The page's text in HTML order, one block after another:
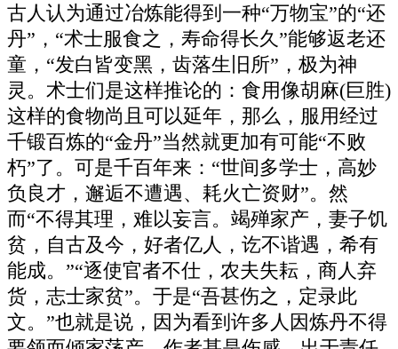
古人认为通过冶炼能得到一种“万物宝”的“还
丹”，“术士服食之，寿命得长久”能够返老还
童，“发白皆变黑，齿落生旧所”，极为神
灵。术士们是这样推论的：食用像胡麻(巨胜)
这样的食物尚且可以延年，那么，服用经过
千锻百炼的“金丹”当然就更加有可能“不败
朽”了。可是千百年来：“世间多学士，高妙
负良才，邂逅不遭遇、耗火亡资财”。然
而“不得其理，难以妄言。竭殚家产，妻子饥
贫，自古及今，好者亿人，讫不谐遇，希有
能成。”“逐使官者不仕，农夫失耘，商人弃
货，志士家贫”。于是“吾甚伤之，定录此
文。”也就是说，因为看到许多人因炼丹不得